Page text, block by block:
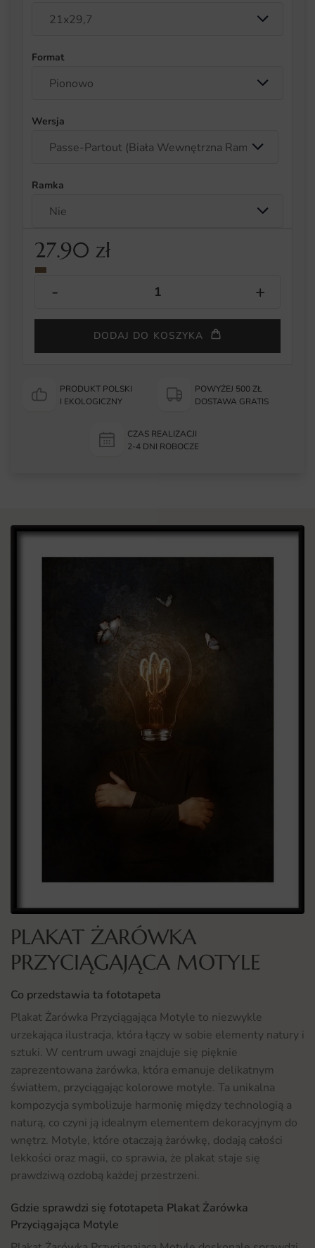
Format
Wersja
Ramka
27.90 zł
DODAJ DO KOSZYKA
PRODUKT POLSKI
I EKOLOGICZNY
POWYŻEJ 500 ZŁ
DOSTAWA GRATIS
CZAS REALIZACJI
2-4 DNI ROBOCZE
PLAKAT ŻARÓWKA
PRZYCIĄGAJĄCA MOTYLE
Co przedstawia ta fototapeta
Plakat Żarówka Przyciągająca Motyle to niezwykle
urzekająca ilustracja, która łączy w sobie elementy natury i
sztuki. W centrum uwagi znajduje się pięknie
zaprezentowana żarówka, która emanuje delikatnym
światłem, przyciągając kolorowe motyle. Ta unikalna
kompozycja symbolizuje harmonię między technologią a
naturą, co czyni ją idealnym elementem dekoracyjnym do
wnętrz. Motyle, które otaczają żarówkę, dodają całości
lekkości oraz magii, co sprawia, że plakat staje się
prawdziwą ozdobą każdej przestrzeni.
Gdzie sprawdzi się fototapeta Plakat Żarówka
Przyciągająca Motyle